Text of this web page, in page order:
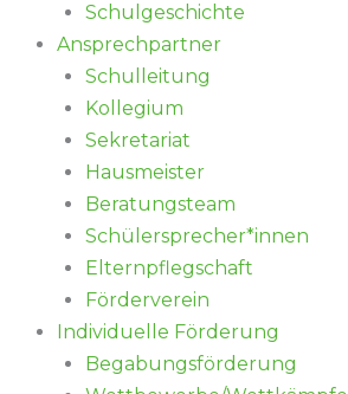
Schulgeschichte
Ansprechpartner
Schulleitung
Kollegium
Sekretariat
Hausmeister
Beratungsteam
Schülersprecher*innen
Elternpflegschaft
Förderverein
Individuelle Förderung
Begabungsförderung